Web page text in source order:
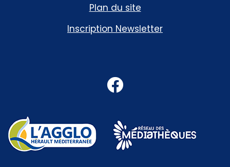
Plan du site
Inscription Newsletter